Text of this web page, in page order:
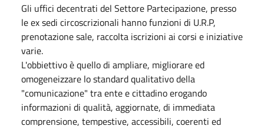
Gli uffici decentrati del Settore Partecipazione, presso
le ex sedi circoscrizionali hanno funzioni di U.R.P,
prenotazione sale, raccolta iscrizioni ai corsi e iniziative
varie.
L'obbiettivo è quello di ampliare, migliorare ed
omogeneizzare lo standard qualitativo della
"comunicazione" tra ente e cittadino erogando
informazioni di qualità, aggiornate, di immediata
comprensione, tempestive, accessibili, coerenti ed